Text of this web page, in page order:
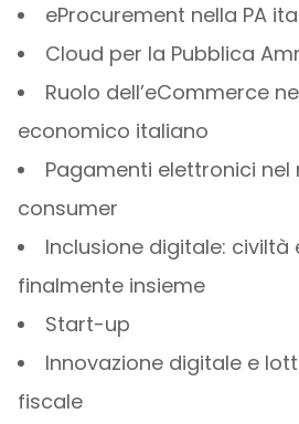
eProcurement nella PA
Cloud per la Pubblica
Ruolo dell’eCommerce
economico italiano
Pagamenti elettronici nel
consumer
Inclusione digitale: civiltà
finalmente insieme
Start-up
Innovazione digitale e
fiscale